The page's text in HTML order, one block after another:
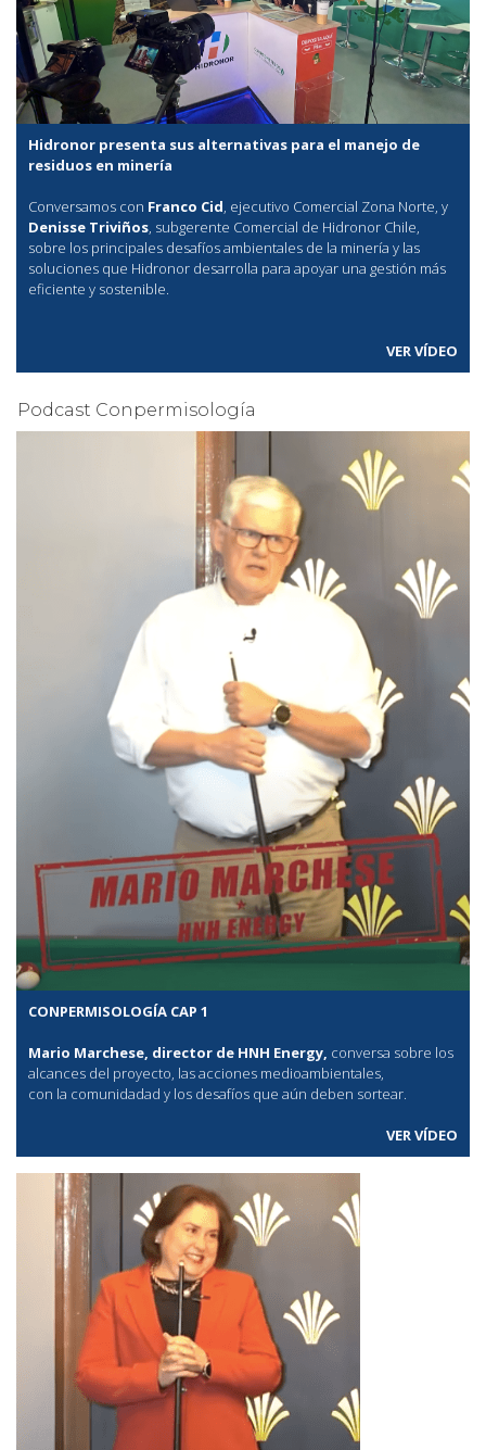
Hidronor presenta sus alternativas para el manejo de
residuos en minería
Conversamos con Franco Cid, ejecutivo Comercial Zona Norte, y
Denisse Triviños, subgerente Comercial de Hidronor Chile,
sobre los principales desafíos ambientales de la minería y las
soluciones que Hidronor desarrolla para apoyar una gestión más
eficiente y sostenible.
VER VÍDEO
Podcast Conpermisología
CONPERMISOLOGÍA CAP 1
Mario Marchese, director de HNH Energy, conversa sobre los
alcances del proyecto, las acciones medioambientales,
con la comunidadad y los desafíos que aún deben sortear.
VER VÍDEO